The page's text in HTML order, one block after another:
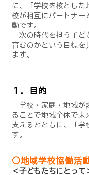
に、「学校を核とした
校が相互にパートナー
動です。
次の時代を担う子ど
育むのかという目標を
ます。
１．目的
学校・家庭・地域が
ることで地域全体で未
支えるとともに、「学
す。
○地域学校協働活
＜子どもたちにとって